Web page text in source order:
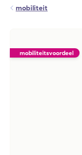
mobiliteit
mobiliteitsvoordeel